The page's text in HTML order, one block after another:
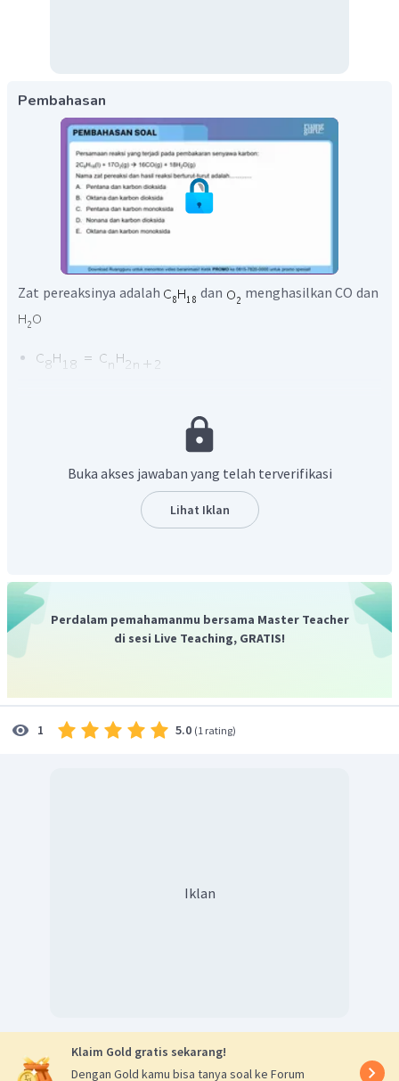
Pembahasan
Zat pereaksinya adalah dan menghasilkan CO dan
merupakan gas oksigen.
CO merupakan karbon monoksida.
merupakan air.
Jadi, jawaban yang benar adalah E.
Buka akses jawaban yang telah terverifikasi
Lihat Iklan
Perdalam pemahamanmu bersama Master Teacher
di sesi Live Teaching, GRATIS!
1 5.0 (1 rating)
Iklan
Klaim Gold gratis sekarang!
Dengan Gold kamu bisa tanya soal ke Forum